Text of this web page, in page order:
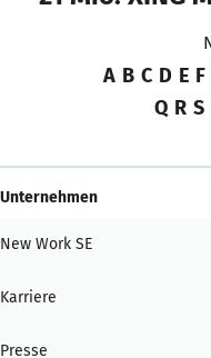
A B C D E F
Q R S
Unternehmen
New Work SE
Karriere
Presse